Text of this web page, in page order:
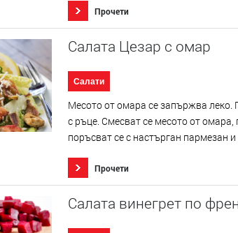
Прочети
Салата Цезар с омар
Салати
Месото от омара се запържва леко.
с ръце. Смесват се месото от омара,
поръсват се с настърган пармезан и
Прочети
Салата винегрет по